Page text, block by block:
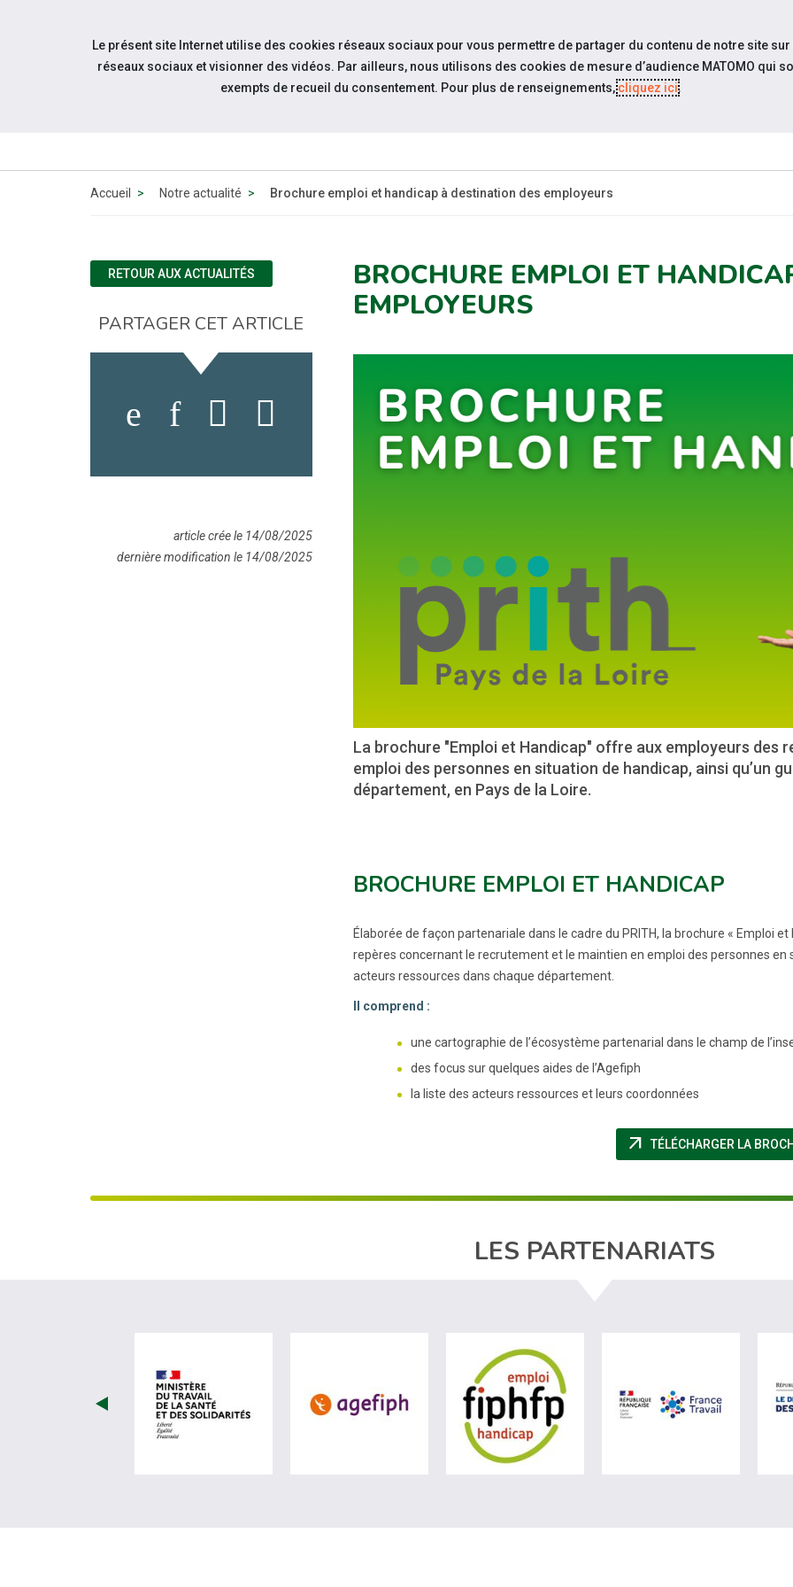
Aller au contenu
ESPACE
ESPACE
Accueil Notre actualité Brochure emploi et handicap à destination des employeurs
BROCHURE EMPLOI ET
EMPLOYEURS
La brochure "Emploi et Handicap" offre aux employeurs des
emploi des personnes en situation de handicap, ainsi qu’un
département, en Pays de la Loire.
BROCHURE EMPLOI ET HANDICAP
Élaborée de façon partenariale dans le cadre du PRITH, la brochure « Emploi
repères concernant le recrutement et le maintien en emploi des personnes
acteurs ressources dans chaque département.
Il comprend :
une cartographie de l’écosystème partenarial dans le champ de
des focus sur quelques aides de l’Agefiph
la liste des acteurs ressources et leurs coordonnées
arrow_outward TÉLÉCHARGER LA
RETOUR AUX ACTUALITÉS
PARTAGER CET ARTICLE
article crée le 14/08/2025
dernière modification le 14/08/2025
LES PARTENARIATS
visiter les site de Ministère du travail (nouvelle fenêtre)
visiter les site de Agefiph (nouvelle fenêtre)visiter les site de Fiphfp (nouvellevisiter les
Le présent site Internet utilise des cookies réseaux sociaux pour vous permettre de partager du contenu de notre site sur
réseaux sociaux et visionner des vidéos. Par ailleurs, nous utilisons des cookies de mesure d’audience MATOMO qui
exempts de recueil du consentement. Pour plus de renseignements,cliquez ici.